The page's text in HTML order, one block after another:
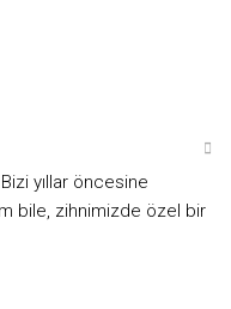
yıllar öncesine
bile, zihnimizde özel bir